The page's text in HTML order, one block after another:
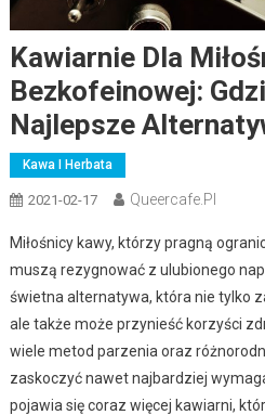
Kawiarnie Dla
Bezkofeinowej:
Najlepsze
Kawa I Herbata
2021-02-17 Queercafe.pl
Miłośnicy kawy, którzy pragną
muszą rezygnować z ulubionego
świetna alternatywa, która nie tylko
ale także może przynieść korzyści
wiele metod parzenia oraz
zaskoczyć nawet najbardziej
pojawia się coraz więcej kawiarni,